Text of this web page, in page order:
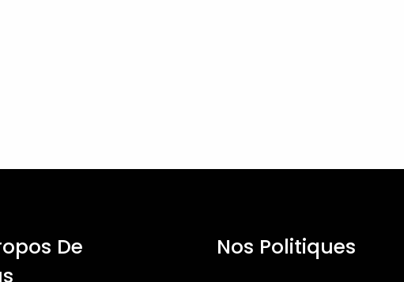
De
Nos Politiques